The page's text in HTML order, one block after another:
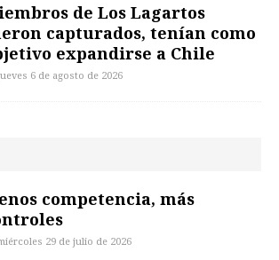
de Los Lagartos
capturados, tenían como
expandirse a Chile
6 de agosto de 2026
competencia, más
29 de julio de 2026